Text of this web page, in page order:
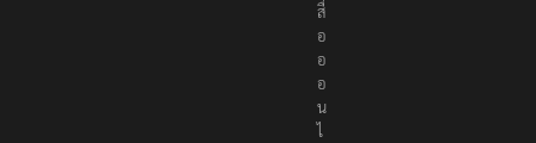
สื่
อ
อ
อ
น
ไ